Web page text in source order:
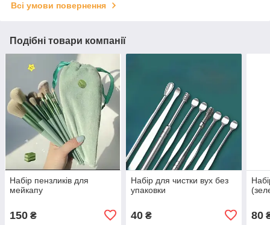
Всі умови повернення
Подібні товари компанії
Набір пензликів для
мейкапу
150 ₴
Набір для чистки вух без
упаковки
40₴ 80